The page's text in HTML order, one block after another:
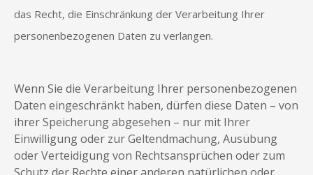
das Recht, die Einschränkung der Verarbeitung Ihrer
personenbezogenen Daten zu verlangen.
Wenn Sie die Verarbeitung Ihrer personenbezogenen
Daten eingeschränkt haben, dürfen diese Daten – von
ihrer Speicherung abgesehen – nur mit Ihrer
Einwilligung oder zur Geltendmachung, Ausübung
oder Verteidigung von Rechtsansprüchen oder zum